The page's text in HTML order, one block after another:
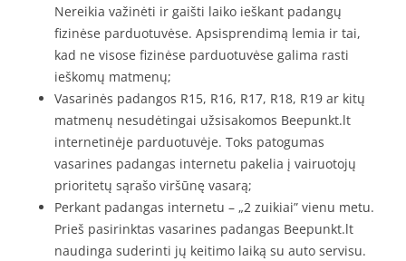
Nereikia važinėti ir gaišti laiko ieškant padangų
fizinėse parduotuvėse. Apsisprendimą lemia ir tai,
kad ne visose fizinėse parduotuvėse galima rasti
ieškomų matmenų;
Vasarinės padangos R15, R16, R17, R18, R19 ar kitų
matmenų nesudėtingai užsisakomos Beepunkt.lt
internetinėje parduotuvėje. Toks patogumas
vasarines padangas internetu pakelia į vairuotojų
prioritetų sąrašo viršūnę vasarą;
Perkant padangas internetu – „2 zuikiai” vienu metu.
Prieš pasirinktas vasarines padangas Beepunkt.lt
naudinga suderinti jų keitimo laiką su auto servisu.